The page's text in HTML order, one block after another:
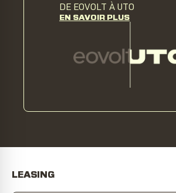
DE EOVOLT À UTO
EN SAVOIR PLUS
LEASING